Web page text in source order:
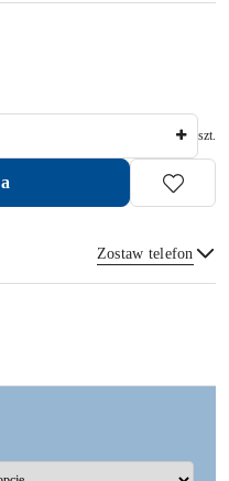
szt.
Zostaw telefon